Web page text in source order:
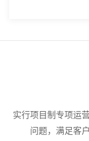
实行项目制专项运
问题，满足客